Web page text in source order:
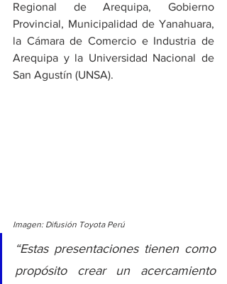
Regional de Arequipa, Gobierno
Provincial, Municipalidad de Yanahuara,
la Cámara de Comercio e Industria de
Arequipa y la Universidad Nacional de
San Agustín (UNSA).
Imagen: Difusión Toyota Perú
“Estas presentaciones tienen como
propósito crear un acercamiento